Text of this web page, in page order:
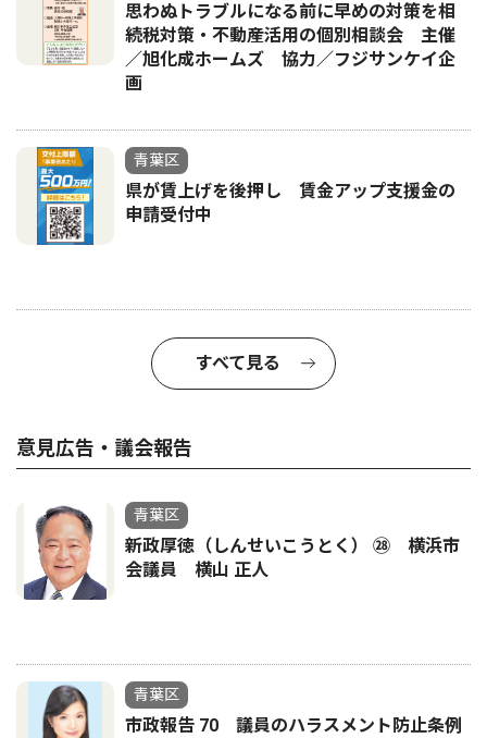
思わぬトラブルになる前に早めの対策を相
続税対策・不動産活用の個別相談会 主催
／旭化成ホームズ 協力／フジサンケイ企
画
青葉区
県が賃上げを後押し 賃金アップ支援金の
申請受付中
すべて見る
意見広告・議会報告
青葉区
新政厚徳（しんせいこうとく） ㉘ 横浜市
会議員 横山 正人
青葉区
市政報告 70 議員のハラスメント防止条例